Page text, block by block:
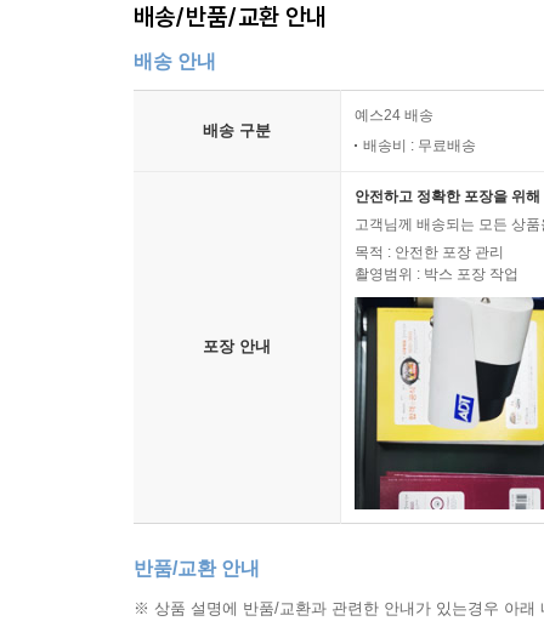
배송/반품/교환 안내
배송 안내
배송 구분
예스24 배송
배송비 : 무료배송
포장 안내
안전하고 정확한 포장을 위
고객님께 배송되는 모든 상
목적 : 안전한 포장 관리
촬영범위 : 박스 포장 작업
반품/교환 안내
※ 상품 설명에 반품/교환과 관련한 안내가 있는경우 아